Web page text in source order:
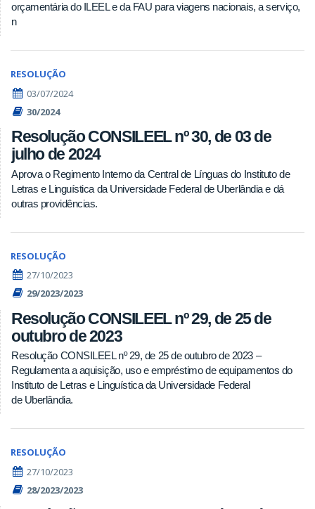
orçamentária do ILEEL e da FAU para viagens nacionais, a serviço,
n
RESOLUÇÃO
03/07/2024
30/2024
Resolução CONSILEEL nº 30, de 03 de
julho de 2024
Aprova o Regimento Interno da Central de Línguas do Instituto de
Letras e Linguística da Universidade Federal de Uberlândia e dá
outras providências.
RESOLUÇÃO
27/10/2023
29/2023/2023
Resolução CONSILEEL nº 29, de 25 de
outubro de 2023
Resolução CONSILEEL nº 29, de 25 de outubro de 2023 –
Regulamenta a aquisição, uso e empréstimo de equipamentos do
Instituto de Letras e Linguística da Universidade Federal
de Uberlândia.
RESOLUÇÃO
27/10/2023
28/2023/2023